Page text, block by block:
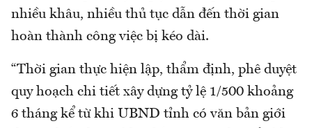
nhiều khâu, nhiều thủ tục dẫn đến thời gian
hoàn thành công việc bị kéo dài.
“Thời gian thực hiện lập, thẩm định, phê duyệt
quy hoạch chi tiết xây dựng tỷ lệ 1/500 khoảng
6 tháng kể từ khi UBND tỉnh có văn bản giới